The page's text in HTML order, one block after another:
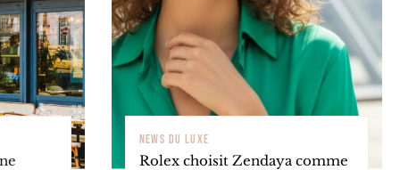
NEWS DU LUXE
Rolex choisit Zendaya comme